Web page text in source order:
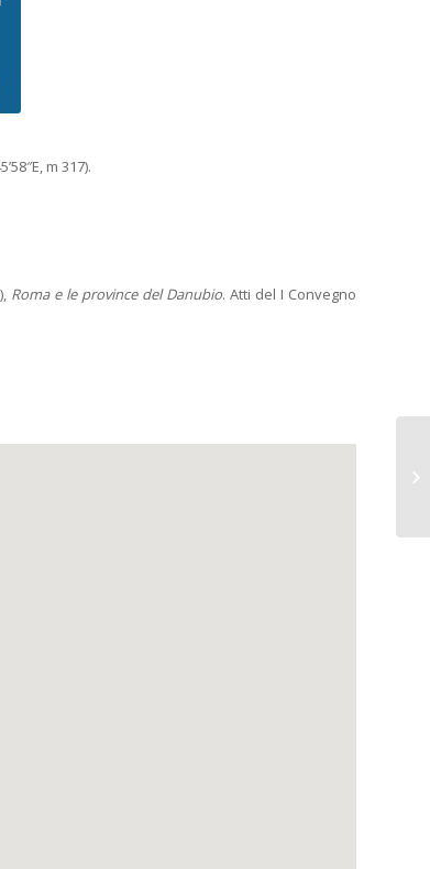
m 317).
Roma e le province del Danubio. Atti del I Convegno